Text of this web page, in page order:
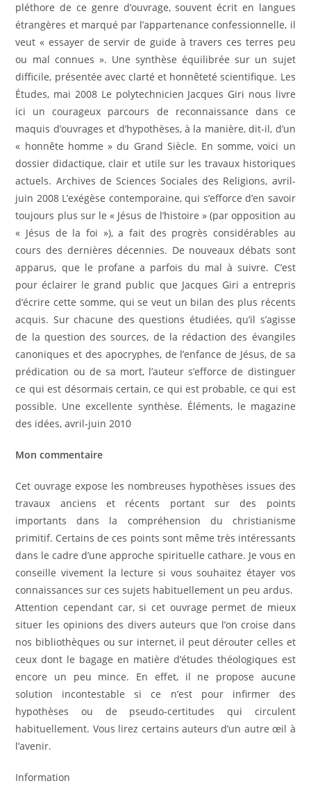
pléthore de ce genre d’ouvrage, souvent écrit en langues
étrangères et marqué par l’appartenance confessionnelle, il
veut « essayer de servir de guide à travers ces terres peu
ou mal connues ». Une synthèse équilibrée sur un sujet
difficile, présentée avec clarté et honnêteté scientifique. Les
Études, mai 2008 Le polytechnicien Jacques Giri nous livre
ici un courageux parcours de reconnaissance dans ce
maquis d’ouvrages et d’hypothèses, à la manière, dit-il, d’un
« honnête homme » du Grand Siècle. En somme, voici un
dossier didactique, clair et utile sur les travaux historiques
actuels. Archives de Sciences Sociales des Religions, avril-
juin 2008 L’exégèse contemporaine, qui s’efforce d’en savoir
toujours plus sur le « Jésus de l’histoire » (par opposition au
« Jésus de la foi »), a fait des progrès considérables au
cours des dernières décennies. De nouveaux débats sont
apparus, que le profane a parfois du mal à suivre. C’est
pour éclairer le grand public que Jacques Giri a entrepris
d’écrire cette somme, qui se veut un bilan des plus récents
acquis. Sur chacune des questions étudiées, qu’il s’agisse
de la question des sources, de la rédaction des évangiles
canoniques et des apocryphes, de l’enfance de Jésus, de sa
prédication ou de sa mort, l’auteur s’efforce de distinguer
ce qui est désormais certain, ce qui est probable, ce qui est
possible. Une excellente synthèse. Éléments, le magazine
des idées, avril-juin 2010
Mon commentaire
Cet ouvrage expose les nombreuses hypothèses issues des
travaux anciens et récents portant sur des points
importants dans la compréhension du christianisme
primitif. Certains de ces points sont même très intéressants
dans le cadre d’une approche spirituelle cathare. Je vous en
conseille vivement la lecture si vous souhaitez étayer vos
connaissances sur ces sujets habituellement un peu ardus.
Attention cependant car, si cet ouvrage permet de mieux
situer les opinions des divers auteurs que l’on croise dans
nos bibliothèques ou sur internet, il peut dérouter celles et
ceux dont le bagage en matière d’études théologiques est
encore un peu mince. En effet, il ne propose aucune
solution incontestable si ce n’est pour infirmer des
hypothèses ou de pseudo-certitudes qui circulent
habituellement. Vous lirez certains auteurs d’un autre œil à
l’avenir.
Information